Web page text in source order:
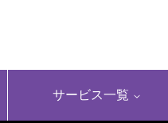
サービス一覧